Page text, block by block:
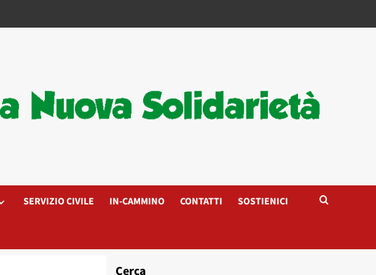
SERVIZIO CIVILE IN-CAMMINO CONTATTI SOSTIENICI
Cerca